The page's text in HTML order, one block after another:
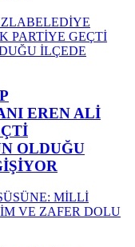
EREN ALİ
OLDUĞU